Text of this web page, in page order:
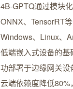
4B-GPTQ通过模块
ONNX、TensorRT
Windows、Linux、
低端嵌入式设备的
功部署于边缘网关
云端依赖度降低80%